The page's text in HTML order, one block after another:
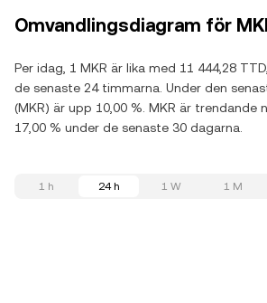
Omvandlingsdiagram för
Per idag, 1 MKR är lika med 11 444,28
de senaste 24 timmarna. Under den
(MKR) är upp 10,00 %. MKR är trendande
17,00 % under de senaste 30 dagarna.
1 h 24 h 1 W 1 M